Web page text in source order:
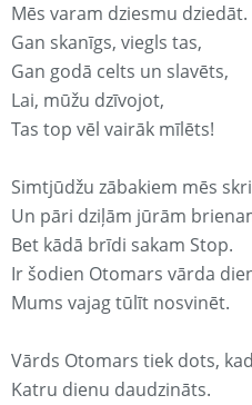
Mēs varam dziesmu dziedāt.
Gan skanīgs, viegls tas,
Gan godā celts un slavēts,
Lai, mūžu dzīvojot,
Tas top vēl vairāk mīlēts!
Simtjūdžu zābakiem mēs
Un pāri dziļām jūrām
Bet kādā brīdi sakam Stop.
Ir šodien Otomars vārda
Mums vajag tūlīt nosvinēt.
Vārds Otomars tiek dots,
Katru dienu daudzināts.